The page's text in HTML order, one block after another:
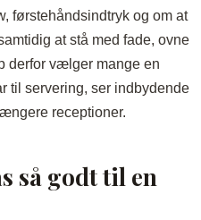
førstehåndsindtryk og om at
at stå med fade, ovne
derfor vælger mange en
til servering, ser indbydende
receptioner.
så godt til en